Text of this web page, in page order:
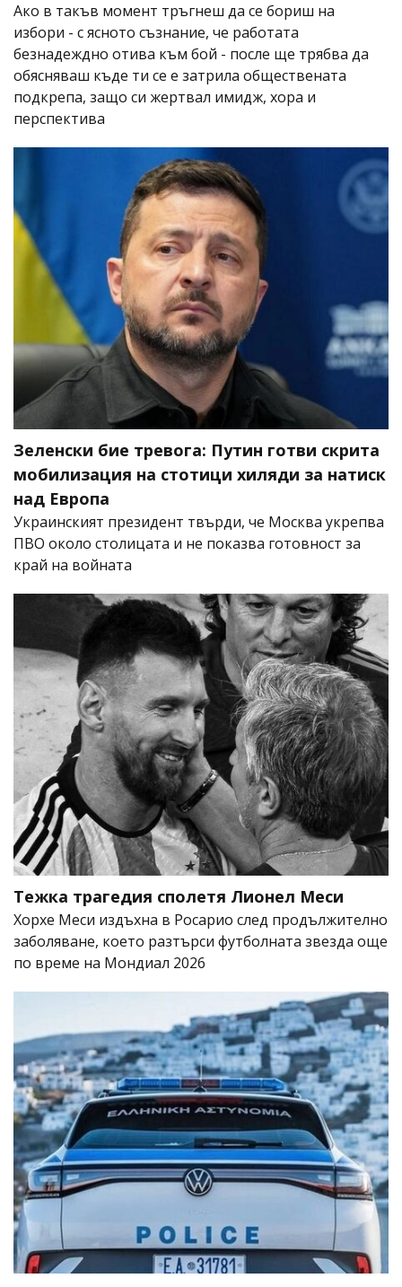
Ако в такъв момент тръгнеш да се бориш на
избори - с ясното съзнание, че работата
безнадеждно отива към бой - после ще трябва да
обясняваш къде ти се е затрила обществената
подкрепа, защо си жертвал имидж, хора и
перспектива
Зеленски бие тревога: Путин готви скрита
мобилизация на стотици хиляди за натиск
над Европа
Украинският президент твърди, че Москва укрепва
ПВО около столицата и не показва готовност за
край на войната
Тежка трагедия сполетя Лионел Меси
Хорхе Меси издъхна в Росарио след продължително
заболяване, което разтърси футболната звезда още
по време на Мондиал 2026